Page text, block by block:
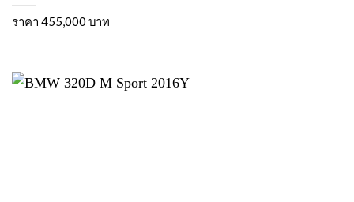
ราคา 455,000 บาท